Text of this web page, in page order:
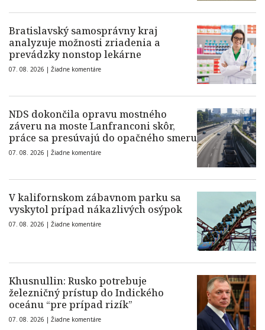
Bratislavský samosprávny kraj
analyzuje možnosti zriadenia a
prevádzky nonstop lekárne
07. 08. 2026 | Žiadne komentáre
NDS dokončila opravu mostného
záveru na moste Lanfranconi skôr,
práce sa presúvajú do opačného smeru
07. 08. 2026 | Žiadne komentáre
V kalifornskom zábavnom parku sa
vyskytol prípad nákazlivých osýpok
07. 08. 2026 | Žiadne komentáre
Khusnullin: Rusko potrebuje
železničný prístup do Indického
oceánu “pre prípad rizík”
07. 08. 2026 | Žiadne komentáre